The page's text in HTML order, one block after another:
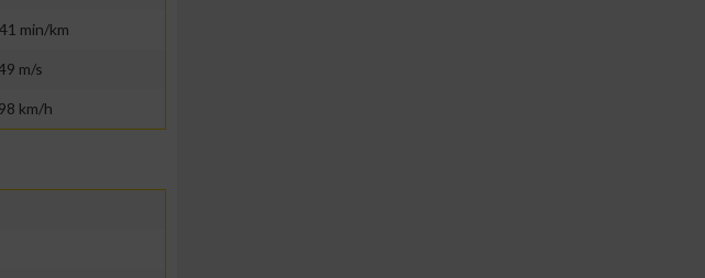
min/km
m/s
km/h